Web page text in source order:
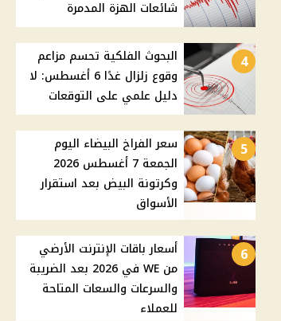
شائعات الهزة المدمرة
4
البحوث الفلكية تحسم مزاعم
وقوع زلزال غدًا 6 أغسطس: لا
دليل علمي على التوقعات
5
سعر الفراخ البيضاء اليوم
الجمعة 7 أغسطس 2026
وكرتونة البيض بعد استقرار
الأسواق
6
أسعار باقات الإنترنت الأرضي
من WE في 2026 بعد الضريبة
والسرعات والسعات المتاحة
للعملاء